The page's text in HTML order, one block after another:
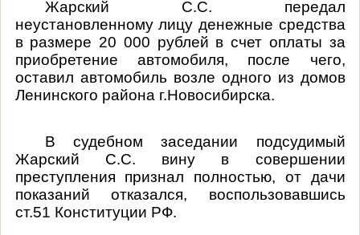
Жарский С.С. передал
неустановленному лицу денежные средства
в размере 20 000 рублей в счет оплаты за
приобретение автомобиля, после чего,
оставил автомобиль возле одного из домов
Ленинского района г.Новосибирска.
В судебном заседании подсудимый
Жарский С.С. вину в совершении
преступления признал полностью, от дачи
показаний отказался, воспользовавшись
ст.51 Конституции РФ.